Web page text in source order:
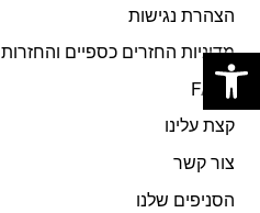
הצהרת נגישות
מדיניות החזרים כספיים והחזרות
FAQs
קצת עלינו
צור קשר
הסניפים שלנו
פתח סרגל נגישות